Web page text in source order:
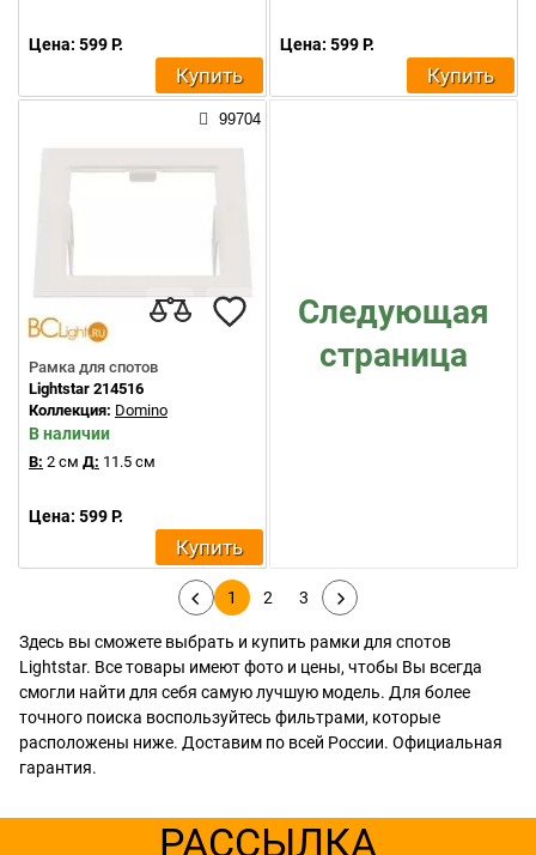
Цена: 599 Р.
Купить
Цена: 599 Р.
Купить
99704
Рамка для спотов
Lightstar 214516
Коллекция: Domino
В наличии
В: 2 см Д: 11.5 см
Цена: 599 Р.
Купить
Следующая
страница
1 2 3
Здесь вы сможете выбрать и купить рамки для спотов
Lightstar. Все товары имеют фото и цены, чтобы Вы всегда
смогли найти для себя самую лучшую модель. Для более
точного поиска воспользуйтесь фильтрами, которые
расположены ниже. Доставим по всей России. Официальная
гарантия.
РАССЫЛКА